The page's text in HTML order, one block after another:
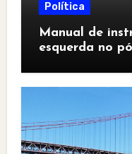
Política
Manual de
esquerda no